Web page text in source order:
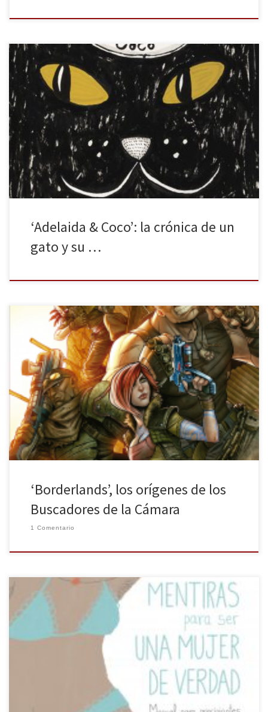
Los gatos han conquistado Internet y parece que “el mundo se
divide en dos: los amantes de los gatos… y el resto” como se
recoge en Adelaida & Coco. Adelaida, protagonista del libro,
pertenece al primer grupo. Eire presenta en Grijalbo un cómic
sobre una joven freelance que vive con […]
‘Adelaida & Coco’: la crónica de un
gato y su …
Borderlands es una saga de videojuegos que comenzó sus
andaduras en Xbox 360, Playstation 3 y PC en el año 2009. En él
nos daba la posibilidad de elegir a uno de los cuatro personajes
jugables del juego, cada uno con unas determinadas habilidades,
para aventurarnos en el planeta Pandora […]
‘Borderlands’, los orígenes de los
Buscadores de la Cámara
1 Comentario
La editorial Lunwerg publicaba a finales del pasado 2016 el primer
libro de la ilustradora Rocío Salazar, Mentiras para ser una mujer
de verdad. «Un día lo vi claro… Paso de depilarme, de apretarme
las tetas con sujetadores imposibles, de machacarme los pies con
zapatos que no fueron diseñados para […]